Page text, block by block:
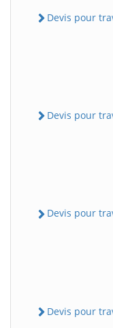
Devis pour
Devis pour
Devis pour
Devis pour